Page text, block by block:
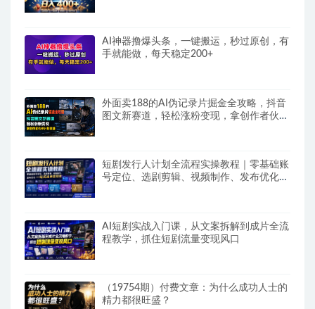
AI神器撸爆头条，一键搬运，秒过原创，有
手就能做，每天稳定200+
外面卖188的AI伪记录片掘金全攻略，抖音
图文新赛道，轻松涨粉变现，拿创作者伙伴
短剧发行人计划全流程实操教程｜零基础账
号定位、选剧剪辑、视频制作、发布优化一
AI短剧实战入门课，从文案拆解到成片全流
程教学，抓住短剧流量变现风口
（19754期）付费文章：为什么成功人士的
精力都很旺盛？